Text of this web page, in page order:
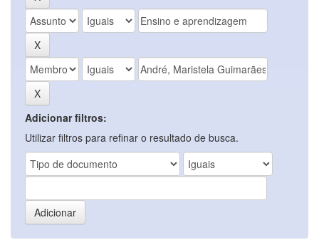
Adicionar filtros:
Utilizar filtros para refinar o resultado de busca.